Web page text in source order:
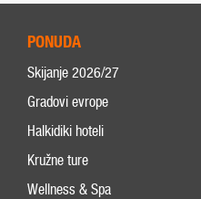
PONUDA
Skijanje 2026/27
Gradovi evrope
Halkidiki hoteli
Kružne ture
Wellness & Spa